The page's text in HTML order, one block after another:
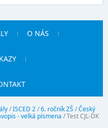
O NÁS
/ISCED 2/6. ročník ZŠ /Český
- velká písmena /Test CJL-DK